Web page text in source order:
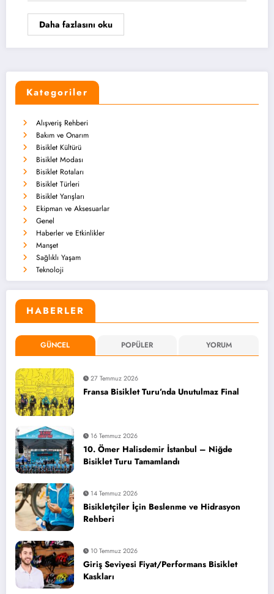
Daha fazlasını oku
Kategoriler
Alışveriş Rehberi
Bakım ve Onarım
Bisiklet Kültürü
Bisiklet Modası
Bisiklet Rotaları
Bisiklet Türleri
Bisiklet Yarışları
Ekipman ve Aksesuarlar
Genel
Haberler ve Etkinlikler
Manşet
Sağlıklı Yaşam
Teknoloji
HABERLER
GÜNCEL POPÜLER YORUM
27 Temmuz 2026
Fransa Bisiklet Turu’nda Unutulmaz Final
16 Temmuz 2026
10. Ömer Halisdemir İstanbul – Niğde
Bisiklet Turu Tamamlandı
14 Temmuz 2026
Bisikletçiler İçin Beslenme ve Hidrasyon
Rehberi
10 Temmuz 2026
Giriş Seviyesi Fiyat/Performans Bisiklet
Kaskları